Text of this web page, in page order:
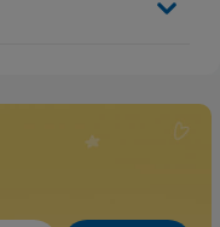
verfügbar